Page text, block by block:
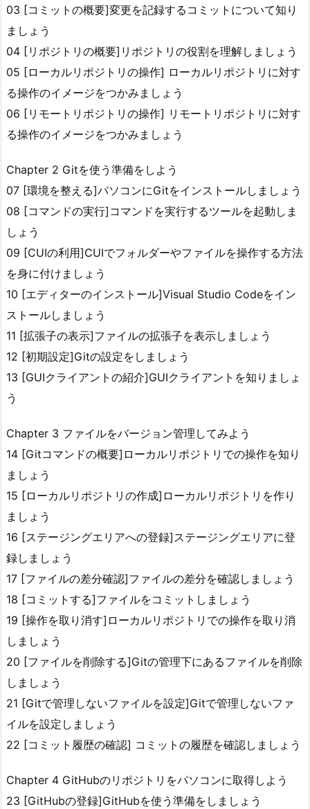
03 [コミットの概要]変更を記録するコミットについて知り
ましょう
04 [リポジトリの概要]リポジトリの役割を理解しましょう
05 [ローカルリポジトリの操作] ローカルリポジトリに対す
る操作のイメージをつかみましょう
06 [リモートリポジトリの操作] リモートリポジトリに対す
る操作のイメージをつかみましょう
Chapter 2 Gitを使う準備をしよう
07 [環境を整える]パソコンにGitをインストールしましょう
08 [コマンドの実行]コマンドを実行するツールを起動しま
しょう
09 [CUIの利用]CUIでフォルダーやファイルを操作する方法
を身に付けましょう
10 [エディターのインストール]Visual Studio Codeをイン
ストールしましょう
11 [拡張子の表示]ファイルの拡張子を表示しましょう
12 [初期設定]Gitの設定をしましょう
13 [GUIクライアントの紹介]GUIクライアントを知りましょ
う
Chapter 3 ファイルをバージョン管理してみよう
14 [Gitコマンドの概要]ローカルリポジトリでの操作を知り
ましょう
15 [ローカルリポジトリの作成]ローカルリポジトリを作り
ましょう
16 [ステージングエリアへの登録]ステージングエリアに登
録しましょう
17 [ファイルの差分確認]ファイルの差分を確認しましょう
18 [コミットする]ファイルをコミットしましょう
19 [操作を取り消す]ローカルリポジトリでの操作を取り消
しましょう
20 [ファイルを削除する]Gitの管理下にあるファイルを削除
しましょう
21 [Gitで管理しないファイルを設定]Gitで管理しないファ
イルを設定しましょう
22 [コミット履歴の確認] コミットの履歴を確認しましょう
Chapter 4 GitHubのリポジトリをパソコンに取得しよう
23 [GitHubの登録]GitHubを使う準備をしましょう